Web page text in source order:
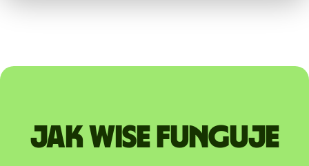
Jak Wise funguje